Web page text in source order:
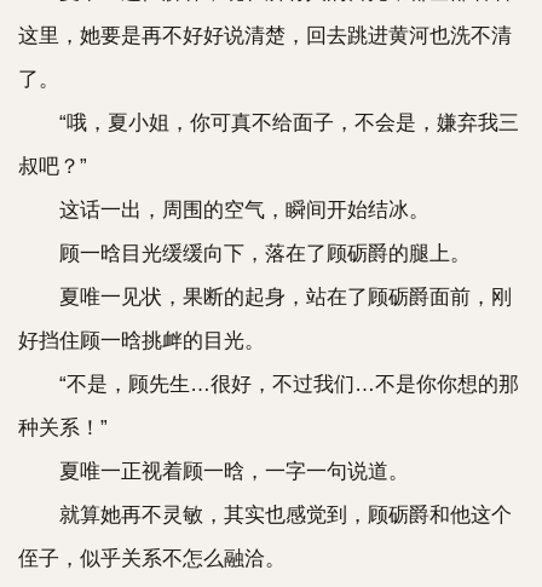
这里，她要是再不好好说清楚，回去跳进黄河也洗不清
了。
“哦，夏小姐，你可真不给面子，不会是，嫌弃我三
叔吧？”
这话一出，周围的空气，瞬间开始结冰。
顾一晗目光缓缓向下，落在了顾砺爵的腿上。
夏唯一见状，果断的起身，站在了顾砺爵面前，刚
好挡住顾一晗挑衅的目光。
“不是，顾先生…很好，不过我们…不是你你想的那
种关系！”
夏唯一正视着顾一晗，一字一句说道。
就算她再不灵敏，其实也感觉到，顾砺爵和他这个
侄子，似乎关系不怎么融洽。